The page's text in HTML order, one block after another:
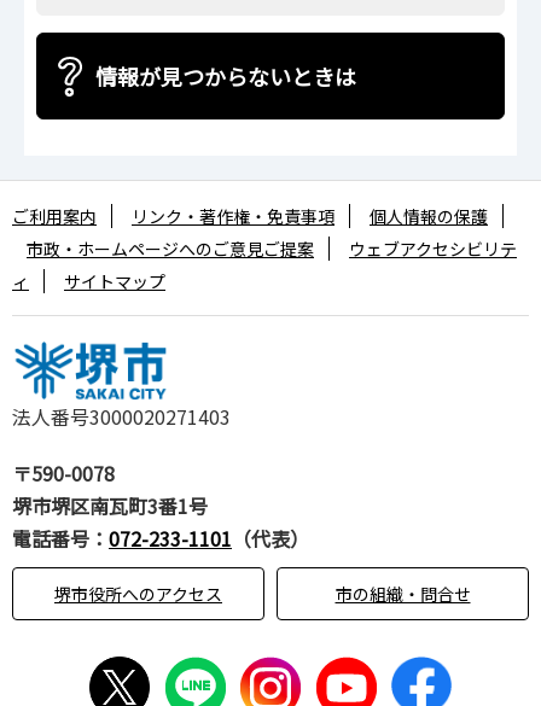
情報が見つからないときは
法人番号3000020271403
〒590-0078
堺市堺区南瓦町3番1号
電話番号： 072-233-1101 （代表）
堺市役所へのアクセス 市の組織・問合せ
ご利用案内 リンク・著作権・免責事項
個人情報の保護
市政・ホームページへのご意見ご提案
ウェブアクセシビリテ
ィ
サイトマップ